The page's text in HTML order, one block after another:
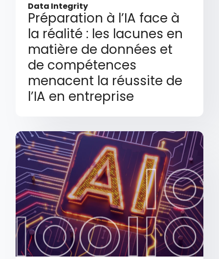
Data Integrity
Préparation à l’IA face à
la réalité : les lacunes en
matière de données et
de compétences
menacent la réussite de
l’IA en entreprise